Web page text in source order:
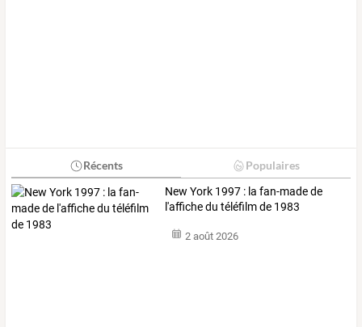
Récents Populaires
New York 1997 : la fan-made de
l'affiche du téléfilm de 1983
2 août 2026